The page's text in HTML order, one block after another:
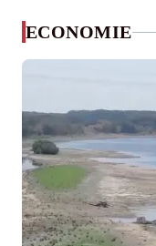
ECONOMIE